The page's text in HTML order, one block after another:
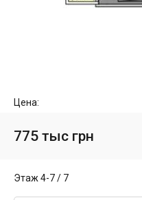
Цена:
775 тыс грн
Этаж 4-7 / 7